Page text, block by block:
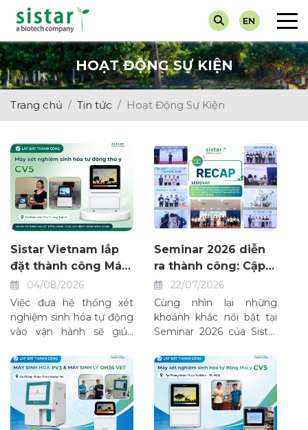
EN
Về chúng tôi
Giá trị cốt lõi
Chẩn Đoán Máy Xét
Test
Dinh Dưỡng
Dành
Dành
Thuốc Điều Trị
Vắc-Xin
Tin Tuyển Dụng
Hoạt Động Sự Kiện
Tin Khuyến Mại
Tin Về Ngành
HOẠT ĐỘNG SỰ KIỆN
Trang chủ Tin tức Hoạt Động Sự Kiện
Sistar Vietnam lắp
đặt thành công Máy
xét nghiệm sinh hóa
tự động thú y CV5
tại Phòng Khám Thú
Y Long Thành
04/08/2026
Việc đưa hệ thống xét
nghiệm sinh hóa tự động
vào vận hành sẽ giúp
năng lực chẩn đoán, rút
ngắn thời gian trả kết
quả và hỗ trợ bác sĩ thú y
đưa ra phác đồ điều trị
nhanh chóng, chính xác.
Seminar 2026 diễn
ra thành công: Cập
nhật giải pháp chẩn
đoán và dinh dưỡng
chuyên biệt trong
thú y
22/07/2026
Cùng nhìn lại những
khoảnh khắc nổi bật tại
Seminar 2026 của Sistar
đề chuyên sâu.